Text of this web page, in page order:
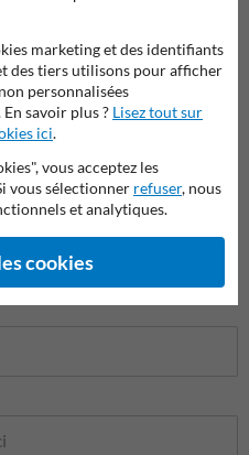
routier à faire soi-même
marketing et des identifiants
des tiers utilisons pour afficher
personnalisées
savoir plus ? Lisez tout sur
ici.
vous acceptez les
vous sélectionner refuser, nous
et analytiques.
cookies